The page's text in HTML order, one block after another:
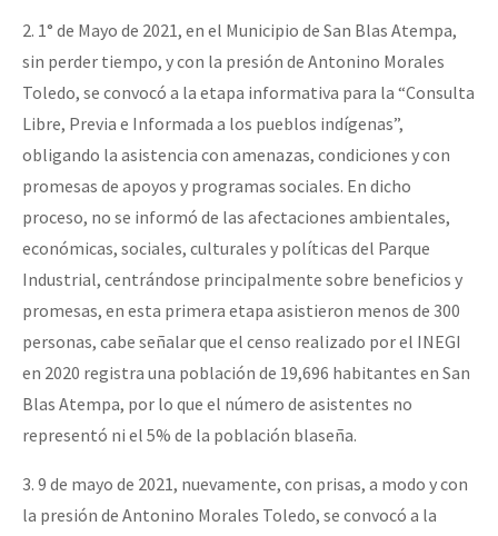
2. 1° de Mayo de 2021, en el Municipio de San Blas Atempa,
sin perder tiempo, y con la presión de Antonino Morales
Toledo, se convocó a la etapa informativa para la “Consulta
Libre, Previa e Informada a los pueblos indígenas”,
obligando la asistencia con amenazas, condiciones y con
promesas de apoyos y programas sociales. En dicho
proceso, no se informó de las afectaciones ambientales,
económicas, sociales, culturales y políticas del Parque
Industrial, centrándose principalmente sobre beneficios y
promesas, en esta primera etapa asistieron menos de 300
personas, cabe señalar que el censo realizado por el INEGI
en 2020 registra una población de 19,696 habitantes en San
Blas Atempa, por lo que el número de asistentes no
representó ni el 5% de la población blaseña.
3. 9 de mayo de 2021, nuevamente, con prisas, a modo y con
la presión de Antonino Morales Toledo, se convocó a la